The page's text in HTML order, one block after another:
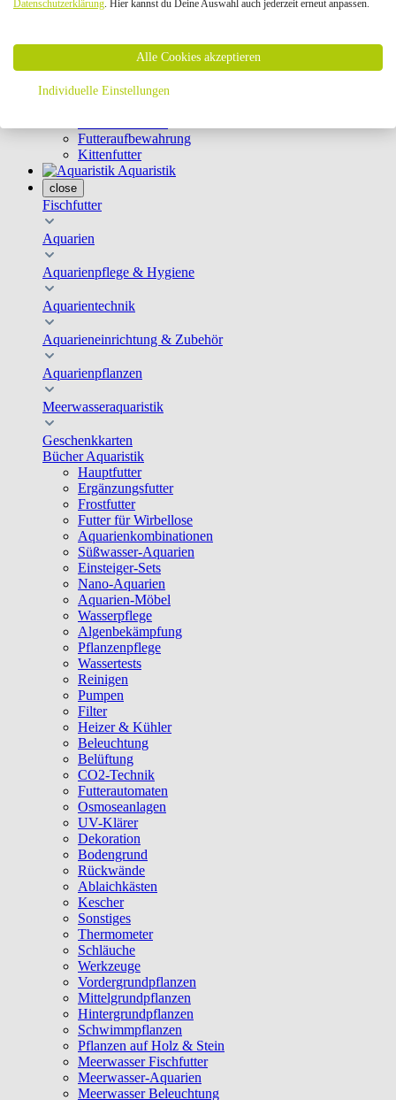
Geschirre & Leinen
Schutznetze
Kippfensterschutz
Katzenkameras
Futternäpfe
Futteraufbewahrung
Kittenfutter
Aquaristik
close
Fischfutter
Aquarien
Aquarienpflege & Hygiene
Aquarientechnik
Aquarieneinrichtung & Zubehör
Aquarienpflanzen
Meerwasseraquaristik
Geschenkkarten
Bücher Aquaristik
Hauptfutter
Ergänzungsfutter
Frostfutter
Futter für Wirbellose
Aquarienkombinationen
Süßwasser-Aquarien
Einsteiger-Sets
Nano-Aquarien
Aquarien-Möbel
Wasserpflege
Algenbekämpfung
Pflanzenpflege
Wassertests
Reinigen
Pumpen
Filter
Heizer & Kühler
Beleuchtung
Belüftung
CO2-Technik
Futterautomaten
Osmoseanlagen
UV-Klärer
Dekoration
Bodengrund
Rückwände
Ablaichkästen
Kescher
Sonstiges
Thermometer
Schläuche
Werkzeuge
Vordergrundpflanzen
Mittelgrundpflanzen
Hintergrundpflanzen
Schwimmpflanzen
Pflanzen auf Holz & Stein
Meerwasser Fischfutter
Meerwasser-Aquarien
Meerwasser Beleuchtung
Datenschutzerklärung. Hier kannst du Deine Auswahl auch jederzeit erneut anpassen.
Alle Cookies akzeptieren
Individuelle Einstellungen